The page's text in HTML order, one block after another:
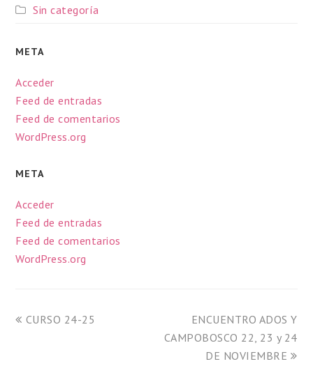
Sin categoría
META
Acceder
Feed de entradas
Feed de comentarios
WordPress.org
META
Acceder
Feed de entradas
Feed de comentarios
WordPress.org
CURSO 24-25
ENCUENTRO ADOS Y
CAMPOBOSCO 22, 23 y 24
DE NOVIEMBRE